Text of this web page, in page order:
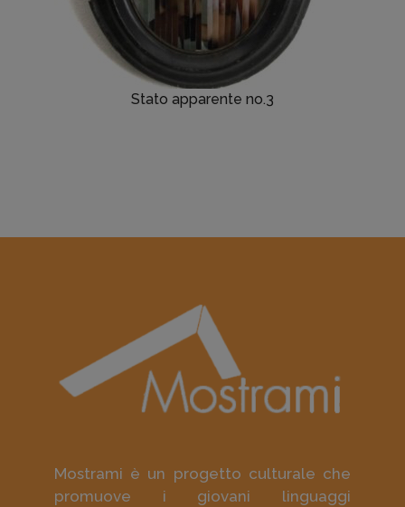
Stato apparente no.3
Mostrami è un progetto culturale che
promuove i giovani linguaggi